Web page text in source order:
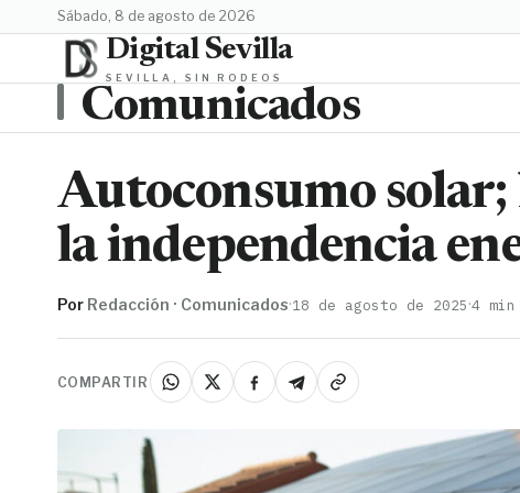
sábado, 8 de agosto de 2026
Digital Sevilla
SEVILLA, SIN RODEOS
Comunicados
Autoconsumo solar;
la independencia
Por Redacción · Comunicados·18 de agosto de 2025·4
COMPARTIR